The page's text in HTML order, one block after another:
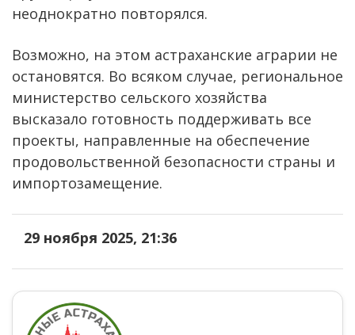
неоднократно повторялся.
Возможно, на этом астраханские аграрии не
остановятся. Во всяком случае, региональное
министерство сельского хозяйства
высказало готовность поддерживать все
проекты, направленные на обеспечение
продовольственной безопасности страны и
импортозамещение.
29 ноября 2025, 21:36